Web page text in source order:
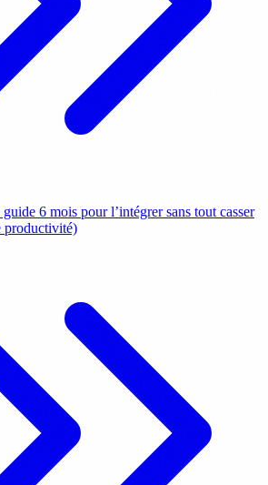
6 mois pour l’intégrer sans tout casser
productivité)